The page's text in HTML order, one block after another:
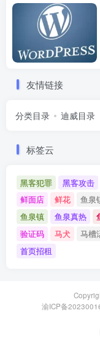
友情链接
分类目录 迪威目录
标签云
黑客犯罪 黑客攻击
鲜面店
鲜花 鱼泉
鱼泉镇
鱼泉真热
验证码
马犬 马槽
首页招租
渝ICP备